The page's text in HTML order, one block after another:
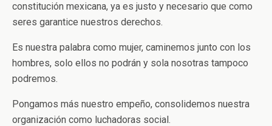
constitución mexicana, ya es justo y necesario que como
seres garantice nuestros derechos.
Es nuestra palabra como mujer, caminemos junto con los
hombres, solo ellos no podrán y sola nosotras tampoco
podremos.
Pongamos más nuestro empeño, consolidemos nuestra
organización como luchadoras social.